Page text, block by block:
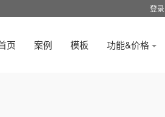
登录
页 案例 模板 功能&价格